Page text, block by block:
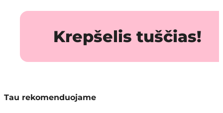
Krepšelis tuščias!
Tau rekomenduojame